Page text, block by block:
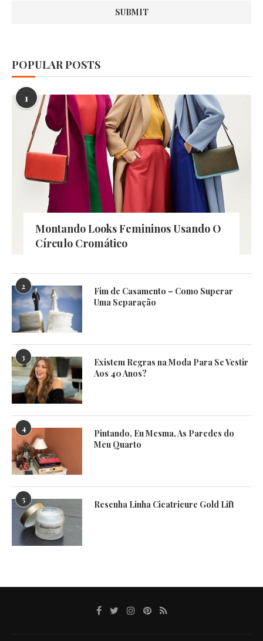
POPULAR POSTS
1
Montando Looks Femininos Usando O
Círculo Cromático
2
Fim de Casamento – Como Superar
Uma Separação
3
Existem Regras na Moda Para Se Vestir
Aos 40 Anos?
4
Pintando, Eu Mesma, As Paredes do
Meu Quarto
5 Resenha Linha Cicatricure Gold Lift